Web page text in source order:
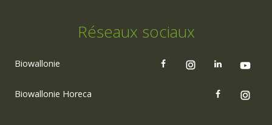
Réseaux sociaux
Biowallonie
Biowallonie Horeca